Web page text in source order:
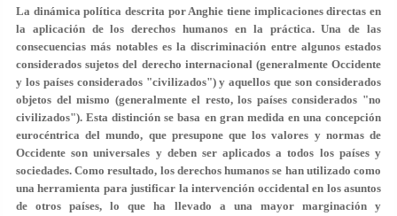
La dinámica política descrita por Anghie tiene implicaciones directas en
la aplicación de los derechos humanos en la práctica. Una de las
consecuencias más notables es la discriminación entre algunos estados
considerados sujetos del derecho internacional (generalmente Occidente
y los países considerados "civilizados") y aquellos que son considerados
objetos del mismo (generalmente el resto, los países considerados "no
civilizados"). Esta distinción se basa en gran medida en una concepción
eurocéntrica del mundo, que presupone que los valores y normas de
Occidente son universales y deben ser aplicados a todos los países y
sociedades. Como resultado, los derechos humanos se han utilizado como
una herramienta para justificar la intervención occidental en los asuntos
de otros países, lo que ha llevado a una mayor marginación y